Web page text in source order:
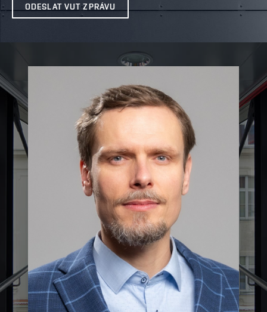
ODESLAT VUT ZPRÁVU